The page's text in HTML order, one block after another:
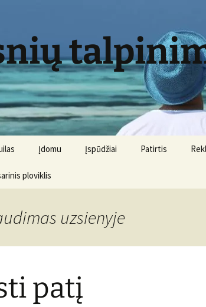
Įdomu Įspūdžiai Patirtis
ploviklis
uzsienyje
patį